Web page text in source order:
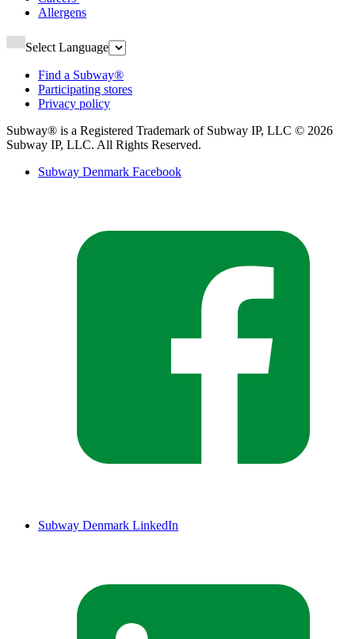
Allergens​​​​‌ ‍ ​‍​‍‌‍ ‌ ​‍‌‍‍‌‌‍‌ ‌‍‍‌‌‍ ‍​‍​‍​ ‍‍​‍​‍‌ ​ ‌‍​‌‌‍ ‍‌‍‍‌‌ ‌​‌ ‍‌​‍ ‍‌‍‍‌‌‍ ​‍​‍​‍ ​​‍​‍‌‍‍​‌ ​‍‌‍‌‌‌‍‌‍​‍​‍​ ‍‍​‍​‍‌‍‍​‌ ‌​‌ ‌​‌ ​​‌ ​ ​ ‍‍​‍ ​‍ ‌‍ ‍‌‍ ‌ ​‍‌‍‌​‌‍‍‌‌‍​ ​‍ ‌‌‍​‍‌‍‍‌‌ ‌​‌‍‌‌‌ ​ ​‍ ‌‌‍‌ ‌ ​‍‌‍ ‌ ‌‌‌ ​​​‍ ‌‌ ​ ‌ ‌​‌ ‌‌‌‍‌​‌‍‍‌‌‍ ​‍ ‍‌ ‌‍‌‍‌‌‌ ​‍‌‍​ ‌‍‌‌‌‍ ​​‍ ‍‌‍​‌‌ ​​‌ ​​​‍ ‌‍‍‌‌‍ ‍‌ ‌​‌‍‌‌‌‍ ‍‌ ‌​​‍ ‌‍‌‌‌‍‌​‌‍‍‌‌ ‌​​‍ ‌‍ ‌‌‍ ‌‍‌​‌‍‌‌​ ‌‌ ​​‌ ​‍‌‍‌‌‌ ​ ‌‍‌‌‌‍ ‍‌ ‌​‌‍​‌‌ ‌​‌‍‍‌‌‍ ‌‍ ‍​ ‍ ‌‍‍‌‌‍‌​​ ‌​ ‌​​ ‍​​ ‌ ‌‍​‍​ ‌​​ ​‌​ ​​‌‍‌​​‍ ‌‌‍‌​​ ‍​‌‍​‍‌‍​‍​‍ ‌​ ‌​‌‍‌‍​ ​​​ ‌​​‍ ‌‌‍​‍​ ‌ ​ ‌ ​ ​ ​‍ ‌​ ‌‍​ ‍‌‌‍‌‍​ ‌​​ ‍​‌‍​ ​ ​‌‌‍‌‍‌‍​ ‌‍‌‍​ ‌‍​ ‌‌​ ‍ ‌ ‌​‌ ‍‌‌ ​​‌‍‌‌​ ‌‌ ‌ ‌‍‌‌‌‍​‍‌ ​ ‌‍‍‌‌ ‌​‌‍‌‌‌​ ‍‌‍​‌‌ ‌‍‌‍‍‌‌‍‌ ‌‍​‌‌ ‌​‌‍‍‌‌‍ ‌‍ ‍‌​‍‌‌ ‌​‌‍‌‌‌‍ ‌​ ‍ ‌ ​​‌‍​‌‌ ‌​‌‍‍​​ ‌‌‍ ​‌‍​‌‌‍​‍‌‍‌‌‌‍ ​​‍‌‌​ ‌‌‌​​‍‌‌ ‌‍‍ ‌‍‌‌‌ ‍‌​‍‌‌​ ​ ‌​‌​​‍‌‌​ ​ ‌​‌​​‍‌‌​ ​‍​ ​‍‌‍‌‌‌‍ ‍​‍‌‌​ ​‍​ ​‍​‍‌‌​ ‌‌‌​‌​​‍ ‍‌ ‌‍‌‍​‌‌‍ ​‌ ‌‌‌‍‌‌​ ‌‍​‍‌‍​‌‌ ​ ‌‍‌‌‌‌‌‌‌ ​‍‌‍ ​​ ‌‌‍‍​‌ ‌​‌ ‌​‌ ​​‌ ​ ​‍‌‌​ ​ ‌​​‌​‍‌‌​ ​‍‌​‌‍​‍‌‌​ ​‍‌​‌‍‌‍ ‍‌‍ ‌ ​‍‌‍‌​‌‍‍‌‌‍​ ​‍ ‌‌‍​‍‌‍‍‌‌ ‌​‌‍‌‌‌ ​ ​‍ ‌‌‍‌ ‌ ​‍‌‍ ‌ ‌‌‌ ​​​‍ ‌‌ ​ ‌ ‌​‌ ‌‌‌‍‌​‌‍‍‌‌‍ ​‍ ‍‌ ‌‍‌‍‌‌‌ ​‍‌‍​ ‌‍‌‌‌‍ ​​‍ ‍‌‍​‌‌ ​​‌ ​​​‍‌‍‌‍‍‌‌‍‌​​ ‌​ ‌​​ ‍​​ ‌ ‌‍​‍​ ‌​​ ​‌​ ​​‌‍‌​​‍ ‌‌‍‌​​ ‍​‌‍​‍‌‍​‍​‍ ‌​ ‌​‌‍‌‍​ ​​​ ‌​​‍ ‌‌‍​‍​ ‌ ​ ‌ ​ ​ ​‍ ‌​ ‌‍​ ‍‌‌‍‌‍​ ‌​​ ‍​‌‍​ ​ ​‌‌‍‌‍‌‍​ ‌‍‌‍​ ‌‍​ ‌‌​‍‌‍‌ ‌​‌ ‍‌‌ ​​‌‍‌‌​ ‌‌ ‌ ‌‍‌‌‌‍​‍‌ ​ ‌‍‍‌‌ ‌​‌‍‌‌‌​ ‍‌‍​‌‌ ‌‍‌‍‍‌‌‍‌ ‌‍​‌‌ ‌​‌‍‍‌‌‍ ‌‍ ‍‌​‍‌‌ ‌​‌‍‌‌‌‍ ‌​‍‌‍‌ ​​‌‍​‌‌ ‌​‌‍‍​​ ‌‌‍ ​‌‍​‌‌‍​‍‌‍‌‌‌‍ ​​‍‌‌​ ‌‌‌​​‍‌‌ ‌‍‍ ‌‍‌‌‌ ‍‌​‍‌‌​ ​ ‌​‌​​‍‌‌​ ​ ‌​‌​​‍‌‌​ ​‍​ ​‍‌‍‌‌‌‍ ‍​‍‌‌​ ​‍​ ​‍​‍‌‌​ ‌‌‌​‌​​‍ ‍‌ ‌‍‌‍​‌‌‍ ​‌ ‌‌‌‍‌‌​‍‌‍‌ ​​‌‍‌‌‌ ​‍‌ ​ ‌ ​​‌‍‌‌‌‍​ ‌ ‌​‌‍‍‌‌ ‌‍‌‍‌‌​ ‌‌ ​​‌ ‌‌‌‍​‍‌‍ ​‌‍‍‌‌ ​ ‌‍‍​‌‍‌‌‌‍‌​​‍​‍‌ ‌
Select Language
Find a Subway®​​​​‌ ‍ ​‍​‍‌‍ ‌ ​‍‌‍‍‌‌‍‌ ‌‍‍‌‌‍ ‍​‍​‍​ ‍‍​‍​‍‌ ​ ‌‍​‌‌‍ ‍‌‍‍‌‌ ‌​‌ ‍‌​‍ ‍‌‍‍‌‌‍ ​‍​‍​‍ ​​‍​‍‌‍‍​‌ ​‍‌‍‌‌‌‍‌‍​‍​‍​ ‍‍​‍​‍‌‍‍​‌ ‌​‌ ‌​‌ ​​‌ ​ ​ ‍‍​‍ ​‍ ‌‍ ‍‌‍ ‌ ​‍‌‍‌​‌‍‍‌‌‍​ ​‍ ‌‌‍​‍‌‍‍‌‌ ‌​‌‍‌‌‌ ​ ​‍ ‌‌‍‌ ‌ ​‍‌‍ ‌ ‌‌‌ ​​​‍ ‌‌ ​ ‌ ‌​‌ ‌‌‌‍‌​‌‍‍‌‌‍ ​‍ ‍‌ ‌‍‌‍‌‌‌ ​‍‌‍​ ‌‍‌‌‌‍ ​​‍ ‍‌‍​‌‌ ​​‌ ​​​‍ ‌‍‍‌‌‍ ‍‌ ‌​‌‍‌‌‌‍ ‍‌ ‌​​‍ ‌‍‌‌‌‍‌​‌‍‍‌‌ ‌​​‍ ‌‍ ‌‌‍ ‌‍‌​‌‍‌‌​ ‌‌ ​​‌ ​‍‌‍‌‌‌ ​ ‌‍‌‌‌‍ ‍‌ ‌​‌‍​‌‌ ‌​‌‍‍‌‌‍ ‌‍ ‍​ ‍ ‌‍‍‌‌‍‌​​ ‌‌‍​‍​ ​‌​ ‌​​ ‌‍​ ‌ ​ ‍​​ ‍​​ ​‍​‍ ‌​ ‌‍​ ‌‌​ ‌​‌‍‌‍​‍ ‌​ ‌​​ ‌‍​ ​‌​ ‌‍​‍ ‌​ ‍‌​ ‍‌​ ‌‌​ ‌‌​‍ ‌‌‍‌‍​ ‍​‌‍​‍‌‍‌​​ ‍‌​ ​‌‌‍​‍​ ‍​​ ‍​‌‍‌‌​ ​ ​ ‍​​ ‍ ‌ ‌​‌ ‍‌‌ ​​‌‍‌‌​ ‌‌ ‌ ‌‍‌‌‌‍​‍‌ ​ ‌‍‍‌‌ ‌​‌‍‌‌‌​ ‍‌‍​‌‌ ‌‍‌‍‍‌‌‍‌ ‌‍​‌‌ ‌​‌‍‍‌‌‍ ‌‍ ‍‌​‍‌‌ ‌​‌‍‌‌‌‍ ‌​ ‍ ‌ ​​‌‍​‌‌ ‌​‌‍‍​​ ‌‌‍ ​‌‍​‌‌‍​‍‌‍‌‌‌‍ ​​‍‌‌​ ‌‌‌​​‍‌‌ ‌‍‍ ‌‍‌‌‌ ‍‌​‍‌‌​ ​ ‌​‌​​‍‌‌​ ​ ‌​‌​​‍‌‌​ ​‍​ ​‍‌‍‌‌‌‍ ‍​‍‌‌​ ​‍​ ​‍​‍‌‌​ ‌‌‌​‌​​‍ ‍‌ ‌‍‌‍​‌‌‍ ​‌ ‌‌‌‍‌‌​ ‌‍​‍‌‍​‌‌ ​ ‌‍‌‌‌‌‌‌‌ ​‍‌‍ ​​ ‌‌‍‍​‌ ‌​‌ ‌​‌ ​​‌ ​ ​‍‌‌​ ​ ‌​​‌​‍‌‌​ ​‍‌​‌‍​‍‌‌​ ​‍‌​‌‍‌‍ ‍‌‍ ‌ ​‍‌‍‌​‌‍‍‌‌‍​ ​‍ ‌‌‍​‍‌‍‍‌‌ ‌​‌‍‌‌‌ ​ ​‍ ‌‌‍‌ ‌ ​‍‌‍ ‌ ‌‌‌ ​​​‍ ‌‌ ​ ‌ ‌​‌ ‌‌‌‍‌​‌‍‍‌‌‍ ​‍ ‍‌ ‌‍‌‍‌‌‌ ​‍‌‍​ ‌‍‌‌‌‍ ​​‍ ‍‌‍​‌‌ ​​‌ ​​​‍‌‍‌‍‍‌‌‍‌​​ ‌‌‍​‍​ ​‌​ ‌​​ ‌‍​ ‌ ​ ‍​​ ‍​​ ​‍​‍ ‌​ ‌‍​ ‌‌​ ‌​‌‍‌‍​‍ ‌​ ‌​​ ‌‍​ ​‌​ ‌‍​‍ ‌​ ‍‌​ ‍‌​ ‌‌​ ‌‌​‍ ‌‌‍‌‍​ ‍​‌‍​‍‌‍‌​​ ‍‌​ ​‌‌‍​‍​ ‍​​ ‍​‌‍‌‌​ ​ ​ ‍​​‍‌‍‌ ‌​‌ ‍‌‌ ​​‌‍‌‌​ ‌‌ ‌ ‌‍‌‌‌‍​‍‌ ​ ‌‍‍‌‌ ‌​‌‍‌‌‌​ ‍‌‍​‌‌ ‌‍‌‍‍‌‌‍‌ ‌‍​‌‌ ‌​‌‍‍‌‌‍ ‌‍ ‍‌​‍‌‌ ‌​‌‍‌‌‌‍ ‌​‍‌‍‌ ​​‌‍​‌‌ ‌​‌‍‍​​ ‌‌‍ ​‌‍​‌‌‍​‍‌‍‌‌‌‍ ​​‍‌‌​ ‌‌‌​​‍‌‌ ‌‍‍ ‌‍‌‌‌ ‍‌​‍‌‌​ ​ ‌​‌​​‍‌‌​ ​ ‌​‌​​‍‌‌​ ​‍​ ​‍‌‍‌‌‌‍ ‍​‍‌‌​ ​‍​ ​‍​‍‌‌​ ‌‌‌​‌​​‍ ‍‌ ‌‍‌‍​‌‌‍ ​‌ ‌‌‌‍‌‌​‍‌‍‌ ​​‌‍‌‌‌ ​‍‌ ​ ‌ ​​‌‍‌‌‌‍​ ‌ ‌​‌‍‍‌‌ ‌‍‌‍‌‌​ ‌‌ ​​‌ ‌‌‌‍​‍‌‍ ​‌‍‍‌‌ ​ ‌‍‍​‌‍‌‌‌‍‌​​‍​‍‌ ‌
Participating stores​​​​‌ ‍ ​‍​‍‌‍ ‌ ​‍‌‍‍‌‌‍‌ ‌‍‍‌‌‍ ‍​‍​‍​ ‍‍​‍​‍‌ ​ ‌‍​‌‌‍ ‍‌‍‍‌‌ ‌​‌ ‍‌​‍ ‍‌‍‍‌‌‍ ​‍​‍​‍ ​​‍​‍‌‍‍​‌ ​‍‌‍‌‌‌‍‌‍​‍​‍​ ‍‍​‍​‍‌‍‍​‌ ‌​‌ ‌​‌ ​​‌ ​ ​ ‍‍​‍ ​‍ ‌‍ ‍‌‍ ‌ ​‍‌‍‌​‌‍‍‌‌‍​ ​‍ ‌‌‍​‍‌‍‍‌‌ ‌​‌‍‌‌‌ ​ ​‍ ‌‌‍‌ ‌ ​‍‌‍ ‌ ‌‌‌ ​​​‍ ‌‌ ​ ‌ ‌​‌ ‌‌‌‍‌​‌‍‍‌‌‍ ​‍ ‍‌ ‌‍‌‍‌‌‌ ​‍‌‍​ ‌‍‌‌‌‍ ​​‍ ‍‌‍​‌‌ ​​‌ ​​​‍ ‌‍‍‌‌‍ ‍‌ ‌​‌‍‌‌‌‍ ‍‌ ‌​​‍ ‌‍‌‌‌‍‌​‌‍‍‌‌ ‌​​‍ ‌‍ ‌‌‍ ‌‍‌​‌‍‌‌​ ‌‌ ​​‌ ​‍‌‍‌‌‌ ​ ‌‍‌‌‌‍ ‍‌ ‌​‌‍​‌‌ ‌​‌‍‍‌‌‍ ‌‍ ‍​ ‍ ‌‍‍‌‌‍‌​​ ‌​ ​‍​ ​ ‌‍‌‍​ ‌ ‌‍‌​‌‍‌‌‌‍​‌‌‍​‌​‍ ‌​ ‍‌​ ‍‌​ ​​​ ‍​​‍ ‌​ ‌​‌‍​ ‌‍​‍​ ‌‌​‍ ‌‌‍​‌​ ​​‌‍‌‌​ ‌​​‍ ‌​ ​‌‌‍​ ​ ‌ ​ ‍​‌‍‌‌​ ‌‍‌‍‌​‌‍​‍​ ​​‌‍​‌​ ‌‍​ ‍​​ ‍ ‌ ‌​‌ ‍‌‌ ​​‌‍‌‌​ ‌‌ ‌ ‌‍‌‌‌‍​‍‌ ​ ‌‍‍‌‌ ‌​‌‍‌‌‌​ ‍‌‍​‌‌ ‌‍‌‍‍‌‌‍‌ ‌‍​‌‌ ‌​‌‍‍‌‌‍ ‌‍ ‍‌​‍‌‌ ‌​‌‍‌‌‌‍ ‌​ ‍ ‌ ​​‌‍​‌‌ ‌​‌‍‍​​ ‌‌‍ ​‌‍​‌‌‍​‍‌‍‌‌‌‍ ​​‍‌‌​ ‌‌‌​​‍‌‌ ‌‍‍ ‌‍‌‌‌ ‍‌​‍‌‌​ ​ ‌​‌​​‍‌‌​ ​ ‌​‌​​‍‌‌​ ​‍​ ​‍‌‍‌‌‌‍ ‍​‍‌‌​ ​‍​ ​‍​‍‌‌​ ‌‌‌​‌​​‍ ‍‌ ‌‍‌‍​‌‌‍ ​‌ ‌‌‌‍‌‌​ ‌‍​‍‌‍​‌‌ ​ ‌‍‌‌‌‌‌‌‌ ​‍‌‍ ​​ ‌‌‍‍​‌ ‌​‌ ‌​‌ ​​‌ ​ ​‍‌‌​ ​ ‌​​‌​‍‌‌​ ​‍‌​‌‍​‍‌‌​ ​‍‌​‌‍‌‍ ‍‌‍ ‌ ​‍‌‍‌​‌‍‍‌‌‍​ ​‍ ‌‌‍​‍‌‍‍‌‌ ‌​‌‍‌‌‌ ​ ​‍ ‌‌‍‌ ‌ ​‍‌‍ ‌ ‌‌‌ ​​​‍ ‌‌ ​ ‌ ‌​‌ ‌‌‌‍‌​‌‍‍‌‌‍ ​‍ ‍‌ ‌‍‌‍‌‌‌ ​‍‌‍​ ‌‍‌‌‌‍ ​​‍ ‍‌‍​‌‌ ​​‌ ​​​‍‌‍‌‍‍‌‌‍‌​​ ‌​ ​‍​ ​ ‌‍‌‍​ ‌ ‌‍‌​‌‍‌‌‌‍​‌‌‍​‌​‍ ‌​ ‍‌​ ‍‌​ ​​​ ‍​​‍ ‌​ ‌​‌‍​ ‌‍​‍​ ‌‌​‍ ‌‌‍​‌​ ​​‌‍‌‌​ ‌​​‍ ‌​ ​‌‌‍​ ​ ‌ ​ ‍​‌‍‌‌​ ‌‍‌‍‌​‌‍​‍​ ​​‌‍​‌​ ‌‍​ ‍​​‍‌‍‌ ‌​‌ ‍‌‌ ​​‌‍‌‌​ ‌‌ ‌ ‌‍‌‌‌‍​‍‌ ​ ‌‍‍‌‌ ‌​‌‍‌‌‌​ ‍‌‍​‌‌ ‌‍‌‍‍‌‌‍‌ ‌‍​‌‌ ‌​‌‍‍‌‌‍ ‌‍ ‍‌​‍‌‌ ‌​‌‍‌‌‌‍ ‌​‍‌‍‌ ​​‌‍​‌‌ ‌​‌‍‍​​ ‌‌‍ ​‌‍​‌‌‍​‍‌‍‌‌‌‍ ​​‍‌‌​ ‌‌‌​​‍‌‌ ‌‍‍ ‌‍‌‌‌ ‍‌​‍‌‌​ ​ ‌​‌​​‍‌‌​ ​ ‌​‌​​‍‌‌​ ​‍​ ​‍‌‍‌‌‌‍ ‍​‍‌‌​ ​‍​ ​‍​‍‌‌​ ‌‌‌​‌​​‍ ‍‌ ‌‍‌‍​‌‌‍ ​‌ ‌‌‌‍‌‌​‍‌‍‌ ​​‌‍‌‌‌ ​‍‌ ​ ‌ ​​‌‍‌‌‌‍​ ‌ ‌​‌‍‍‌‌ ‌‍‌‍‌‌​ ‌‌ ​​‌ ‌‌‌‍​‍‌‍ ​‌‍‍‌‌ ​ ‌‍‍​‌‍‌‌‌‍‌​​‍​‍‌ ‌
Privacy policy​​​​‌ ‍ ​‍​‍‌‍ ‌ ​‍‌‍‍‌‌‍‌ ‌‍‍‌‌‍ ‍​‍​‍​ ‍‍​‍​‍‌ ​ ‌‍​‌‌‍ ‍‌‍‍‌‌ ‌​‌ ‍‌​‍ ‍‌‍‍‌‌‍ ​‍​‍​‍ ​​‍​‍‌‍‍​‌ ​‍‌‍‌‌‌‍‌‍​‍​‍​ ‍‍​‍​‍‌‍‍​‌ ‌​‌ ‌​‌ ​​‌ ​ ​ ‍‍​‍ ​‍ ‌‍ ‍‌‍ ‌ ​‍‌‍‌​‌‍‍‌‌‍​ ​‍ ‌‌‍​‍‌‍‍‌‌ ‌​‌‍‌‌‌ ​ ​‍ ‌‌‍‌ ‌ ​‍‌‍ ‌ ‌‌‌ ​​​‍ ‌‌ ​ ‌ ‌​‌ ‌‌‌‍‌​‌‍‍‌‌‍ ​‍ ‍‌ ‌‍‌‍‌‌‌ ​‍‌‍​ ‌‍‌‌‌‍ ​​‍ ‍‌‍​‌‌ ​​‌ ​​​‍ ‌‍‍‌‌‍ ‍‌ ‌​‌‍‌‌‌‍ ‍‌ ‌​​‍ ‌‍‌‌‌‍‌​‌‍‍‌‌ ‌​​‍ ‌‍ ‌‌‍ ‌‍‌​‌‍‌‌​ ‌‌ ​​‌ ​‍‌‍‌‌‌ ​ ‌‍‌‌‌‍ ‍‌ ‌​‌‍​‌‌ ‌​‌‍‍‌‌‍ ‌‍ ‍​ ‍ ‌‍‍‌‌‍‌​​ ‌​ ​​​ ​ ​ ‌​‌‍​‍​ ‍‌​ ‌ ​ ​‍‌‍‌‌​‍ ‌​ ​​​ ​​‌‍​‌‌‍‌‍​‍ ‌​ ‌​​ ​ ​ ‌‍​ ‌‌​‍ ‌‌‍​‌‌‍​‌‌‍​‍​ ‌​​‍ ‌‌‍‌​‌‍​‌​ ‍‌​ ​‌​ ​ ‌‍​‌​ ‌‌‌‍‌‌​ ​‌‌‍‌‍​ ‍​‌‍‌‌​ ‍ ‌ ‌​‌ ‍‌‌ ​​‌‍‌‌​ ‌‌ ‌ ‌‍‌‌‌‍​‍‌ ​ ‌‍‍‌‌ ‌​‌‍‌‌‌​ ‍‌‍​‌‌ ‌‍‌‍‍‌‌‍‌ ‌‍​‌‌ ‌​‌‍‍‌‌‍ ‌‍ ‍‌​‍‌‌ ‌​‌‍‌‌‌‍ ‌​ ‍ ‌ ​​‌‍​‌‌ ‌​‌‍‍​​ ‌‌‍ ​‌‍​‌‌‍​‍‌‍‌‌‌‍ ​​‍‌‌​ ‌‌‌​​‍‌‌ ‌‍‍ ‌‍‌‌‌ ‍‌​‍‌‌​ ​ ‌​‌​​‍‌‌​ ​ ‌​‌​​‍‌‌​ ​‍​ ​‍‌‍‌‌‌‍ ‍​‍‌‌​ ​‍​ ​‍​‍‌‌​ ‌‌‌​‌​​‍ ‍‌ ‌‍‌‍​‌‌‍ ​‌ ‌‌‌‍‌‌​ ‌‍​‍‌‍​‌‌ ​ ‌‍‌‌‌‌‌‌‌ ​‍‌‍ ​​ ‌‌‍‍​‌ ‌​‌ ‌​‌ ​​‌ ​ ​‍‌‌​ ​ ‌​​‌​‍‌‌​ ​‍‌​‌‍​‍‌‌​ ​‍‌​‌‍‌‍ ‍‌‍ ‌ ​‍‌‍‌​‌‍‍‌‌‍​ ​‍ ‌‌‍​‍‌‍‍‌‌ ‌​‌‍‌‌‌ ​ ​‍ ‌‌‍‌ ‌ ​‍‌‍ ‌ ‌‌‌ ​​​‍ ‌‌ ​ ‌ ‌​‌ ‌‌‌‍‌​‌‍‍‌‌‍ ​‍ ‍‌ ‌‍‌‍‌‌‌ ​‍‌‍​ ‌‍‌‌‌‍ ​​‍ ‍‌‍​‌‌ ​​‌ ​​​‍‌‍‌‍‍‌‌‍‌​​ ‌​ ​​​ ​ ​ ‌​‌‍​‍​ ‍‌​ ‌ ​ ​‍‌‍‌‌​‍ ‌​ ​​​ ​​‌‍​‌‌‍‌‍​‍ ‌​ ‌​​ ​ ​ ‌‍​ ‌‌​‍ ‌‌‍​‌‌‍​‌‌‍​‍​ ‌​​‍ ‌‌‍‌​‌‍​‌​ ‍‌​ ​‌​ ​ ‌‍​‌​ ‌‌‌‍‌‌​ ​‌‌‍‌‍​ ‍​‌‍‌‌​‍‌‍‌ ‌​‌ ‍‌‌ ​​‌‍‌‌​ ‌‌ ‌ ‌‍‌‌‌‍​‍‌ ​ ‌‍‍‌‌ ‌​‌‍‌‌‌​ ‍‌‍​‌‌ ‌‍‌‍‍‌‌‍‌ ‌‍​‌‌ ‌​‌‍‍‌‌‍ ‌‍ ‍‌​‍‌‌ ‌​‌‍‌‌‌‍ ‌​‍‌‍‌ ​​‌‍​‌‌ ‌​‌‍‍​​ ‌‌‍ ​‌‍​‌‌‍​‍‌‍‌‌‌‍ ​​‍‌‌​ ‌‌‌​​‍‌‌ ‌‍‍ ‌‍‌‌‌ ‍‌​‍‌‌​ ​ ‌​‌​​‍‌‌​ ​ ‌​‌​​‍‌‌​ ​‍​ ​‍‌‍‌‌‌‍ ‍​‍‌‌​ ​‍​ ​‍​‍‌‌​ ‌‌‌​‌​​‍ ‍‌ ‌‍‌‍​‌‌‍ ​‌ ‌‌‌‍‌‌​‍‌‍‌ ​​‌‍‌‌‌ ​‍‌ ​ ‌ ​​‌‍‌‌‌‍​ ‌ ‌​‌‍‍‌‌ ‌‍‌‍‌‌​ ‌‌ ​​‌ ‌‌‌‍​‍‌‍ ​‌‍‍‌‌ ​ ‌‍‍​‌‍‌‌‌‍‌​​‍​‍‌ ‌
Subway® is a Registered Trademark of Subway IP, LLC © 2026
Subway IP, LLC. All Rights Reserved.​​​​‌ ‍ ​‍​‍‌‍ ‌ ​‍‌‍‍‌‌‍‌ ‌‍‍‌‌‍ ‍​‍​‍​ ‍‍​‍​‍‌ ​ ‌‍​‌‌‍ ‍‌‍‍‌‌ ‌​‌ ‍‌​‍ ‍‌‍‍‌‌‍ ​‍​‍​‍ ​​‍​‍‌‍‍​‌ ​‍‌‍‌‌‌‍‌‍​‍​‍​ ‍‍​‍​‍‌‍‍​‌ ‌​‌ ‌​‌ ​​‌ ​ ​ ‍‍​‍ ​‍ ‌‍ ‍‌‍ ‌ ​‍‌‍‌​‌‍‍‌‌‍​ ​‍ ‌‌‍​‍‌‍‍‌‌ ‌​‌‍‌‌‌ ​ ​‍ ‌‌‍‌ ‌ ​‍‌‍ ‌ ‌‌‌ ​​​‍ ‌‌ ​ ‌ ‌​‌ ‌‌‌‍‌​‌‍‍‌‌‍ ​‍ ‍‌ ‌‍‌‍‌‌‌ ​‍‌‍​ ‌‍‌‌‌‍ ​​‍ ‍‌‍​‌‌ ​​‌ ​​​‍ ‌‍‍‌‌‍ ‍‌ ‌​‌‍‌‌‌‍ ‍‌ ‌​​‍ ‌‍‌‌‌‍‌​‌‍‍‌‌ ‌​​‍ ‌‍ ‌‌‍ ‌‍‌​‌‍‌‌​ ‌‌ ​​‌ ​‍‌‍‌‌‌ ​ ‌‍‌‌‌‍ ‍‌ ‌​‌‍​‌‌ ‌​‌‍‍‌‌‍ ‌‍ ‍​ ‍ ‌‍‍‌‌‍‌​​ ‌​ ‌‌‌‍‌‍​ ‌‌‌‍‌‍​ ​‍​ ​ ‌‍​ ​ ​‌​‍ ‌​ ​‍‌‍​ ​ ‌​​ ​​​‍ ‌​ ‌​​ ‌‌‌‍‌​​ ‍​​‍ ‌‌‍​‌‌‍​‌​ ‍​‌‍​‍​‍ ‌​ ‌‍‌‍​‌​ ‍‌‌‍​‌​ ‍​​ ‍‌‌‍‌‍​ ‌​‌‍​‌​ ‌‌​ ​‍‌‍‌‍​ ‍ ‌ ‌​‌ ‍‌‌ ​​‌‍‌‌​ ‌‌ ‌ ‌‍‌‌‌‍​‍‌ ​ ‌‍‍‌‌ ‌​‌‍‌‌‌​‌‍‌‍ ‌‍ ‌ ‌​‌‍‌‌‌ ​‍​ ‍ ‌ ​​‌‍​‌‌ ‌​‌‍‍​​ ‌‌‍​ ‌‍ ‌ ​​‌ ‍‌‌ ​‍‌‍‍‌‌‍‌ ‌‍‍​‌ ‌​‌​ ‍‌‍ ‌ ‌​‌‍‍‌‌‍​ ‌‍‌‌​‍‌‌​ ‌‌‌​​‍‌‌ ‌‍‍ ‌‍‌‌‌ ‍‌​‍‌‌​ ​ ‌​‌​​‍‌‌​ ​ ‌​‌​​‍‌‌​ ​‍​ ​‍‌‍‌‌‌‍ ‍​‍‌‌​ ​‍​ ​‍​‍‌‌​ ‌‌‌​‌​​‍ ‍‌ ‌‍‌‍​‌‌‍ ​‌ ‌‌‌‍‌‌​ ‌‍​‍‌‍​‌‌ ​ ‌‍‌‌‌‌‌‌‌ ​‍‌‍ ​​ ‌‌‍‍​‌ ‌​‌ ‌​‌ ​​‌ ​ ​‍‌‌​ ​ ‌​​‌​‍‌‌​ ​‍‌​‌‍​‍‌‌​ ​‍‌​‌‍‌‍ ‍‌‍ ‌ ​‍‌‍‌​‌‍‍‌‌‍​ ​‍ ‌‌‍​‍‌‍‍‌‌ ‌​‌‍‌‌‌ ​ ​‍ ‌‌‍‌ ‌ ​‍‌‍ ‌ ‌‌‌ ​​​‍ ‌‌ ​ ‌ ‌​‌ ‌‌‌‍‌​‌‍‍‌‌‍ ​‍ ‍‌ ‌‍‌‍‌‌‌ ​‍‌‍​ ‌‍‌‌‌‍ ​​‍ ‍‌‍​‌‌ ​​‌ ​​​‍‌‍‌‍‍‌‌‍‌​​ ‌​ ‌‌‌‍‌‍​ ‌‌‌‍‌‍​ ​‍​ ​ ‌‍​ ​ ​‌​‍ ‌​ ​‍‌‍​ ​ ‌​​ ​​​‍ ‌​ ‌​​ ‌‌‌‍‌​​ ‍​​‍ ‌‌‍​‌‌‍​‌​ ‍​‌‍​‍​‍ ‌​ ‌‍‌‍​‌​ ‍‌‌‍​‌​ ‍​​ ‍‌‌‍‌‍​ ‌​‌‍​‌​ ‌‌​ ​‍‌‍‌‍​‍‌‍‌ ‌​‌ ‍‌‌ ​​‌‍‌‌​ ‌‌ ‌ ‌‍‌‌‌‍​‍‌ ​ ‌‍‍‌‌ ‌​‌‍‌‌‌​‌‍‌‍ ‌‍ ‌ ‌​‌‍‌‌‌ ​‍​‍‌‍‌ ​​‌‍​‌‌ ‌​‌‍‍​​ ‌‌‍​ ‌‍ ‌ ​​‌ ‍‌‌ ​‍‌‍‍‌‌‍‌ ‌‍‍​‌ ‌​‌​ ‍‌‍ ‌ ‌​‌‍‍‌‌‍​ ‌‍‌‌​‍‌‌​ ‌‌‌​​‍‌‌ ‌‍‍ ‌‍‌‌‌ ‍‌​‍‌‌​ ​ ‌​‌​​‍‌‌​ ​ ‌​‌​​‍‌‌​ ​‍​ ​‍‌‍‌‌‌‍ ‍​‍‌‌​ ​‍​ ​‍​‍‌‌​ ‌‌‌​‌​​‍ ‍‌ ‌‍‌‍​‌‌‍ ​‌ ‌‌‌‍‌‌​‍‌‍‌ ​​‌‍‌‌‌ ​‍‌ ​ ‌ ​​‌‍‌‌‌‍​ ‌ ‌​‌‍‍‌‌ ‌‍‌‍‌‌​ ‌‌ ​​‌ ‌‌‌‍​‍‌‍ ​‌‍‍‌‌ ​ ‌‍‍​‌‍‌‌‌‍‌​​‍​‍‌ ‌
Subway Denmark Facebook
Subway Denmark LinkedIn